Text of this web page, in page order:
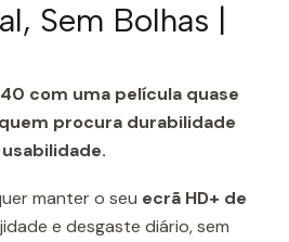
Sem Bolhas |
com uma película quase
procura durabilidade
manter o seu ecrã HD+ de
e desgaste diário, sem